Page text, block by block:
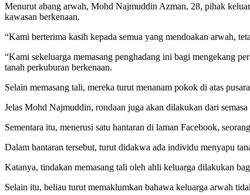
Menurut abang arwah, Mohd Najmuddin Azman, 28, pihak
kawasan berkenaan.
“Kami berterima kasih kepada semua yang mendoakan arwah,
“Kami sekeluarga memasang penghadang ini bagi mengekang
tanah perkuburan berkenaan.
Selain memasang tali, mereka turut menanam pokok di atas
Jelas Mohd Najmuddin, rondaan juga akan dilakukan dari
Sementara itu, menerusi satu hantaran di laman Facebook,
Dalam hantaran tersebut, turut didakwa ada individu menyapu
Katanya, tindakan memasang tali oleh ahli keluarga dilakukan
Selain itu, beliau turut memaklumkan bahawa keluarga arwah